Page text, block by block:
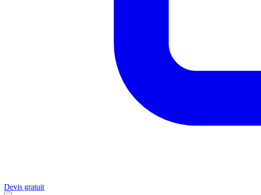
Devis gratuit